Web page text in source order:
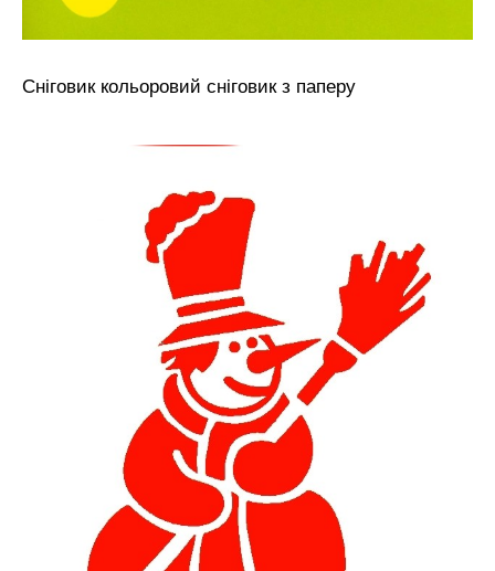
Сніговик кольоровий сніговик з паперу